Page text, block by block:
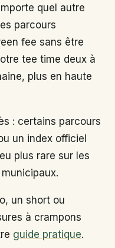
quel autre
parcours
fee sans être
tee time deux à
plus en haute
: certains parcours
un index officiel
plus rare sur les
un short ou
à crampons
guide pratique.